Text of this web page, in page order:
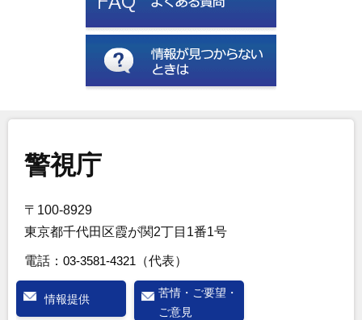
警視庁
〒100-8929
東京都千代田区霞が関2丁目1番1号
電話： 03-3581-4321 （代表）
情報提供
苦情・ご要望・
ご意見